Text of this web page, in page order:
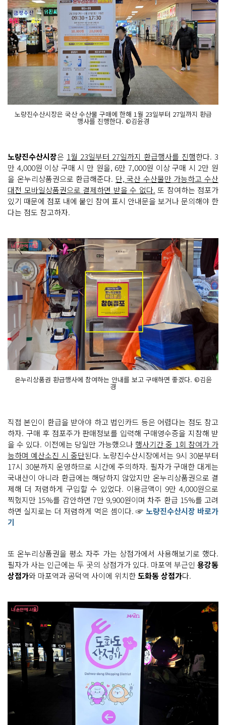
노량진수산시장은 국산 수산물 구매에 한해 1월 23일부터 27일까지 환급
행사를 진행한다. ©김윤경
노량진수산시장은 1월 23일부터 27일까지 환급행사를 진행한다. 3
만 4,000원 이상 구매 시 만 원을, 6만 7,000원 이상 구매 시 2만 원
을 온누리상품권으로 환급해준다. 단, 국산 수산물만 가능하고 수산
대전 모바일상품권으로 결제하면 받을 수 없다. 또 참여하는 점포가
있기 때문에 점포 내에 붙인 참여 표시 안내문을 보거나 문의해야 한
다는 점도 참고하자.
온누리상품권 환급행사에 참여하는 안내를 보고 구매하면 좋겠다. ©김윤
경
직접 본인이 환급을 받아야 하고 법인카드 등은 어렵다는 점도 참고
하자. 구매 후 점포주가 판매정보를 입력해 구매영수증을 지참해 받
을 수 있다. 이전에는 당일만 가능했으나행사기간 중 1회 참여가 가
능하며 예산소진 시 중단된다. 노량진수산시장에서는 9시 30분부터
17시 30분까지 운영하므로 시간에 주의하자. 필자가 구매한 대게는
국내산이 아니라 환급에는 해당하지 않았지만 온누리상품권으로 결
제해 더 저렴하게 구입할 수 있었다. 이용금액이 9만 4,000원으로
찍혔지만 15%를 감안하면 7만 9,900원이며 차주 환급 15%를 고려
하면 실지로는 더 저렴하게 먹은 셈이다. ☞ 노량진수산시장 바로가
기
또 온누리상품권을 평소 자주 가는 상점가에서 사용해보기로 했다.
필자가 사는 인근에는 두 곳의 상점가가 있다. 마포역 부근인 용강동
상점가와 마포역과 공덕역 사이에 위치한도화동 상점가다.